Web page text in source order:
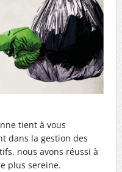
tient à vous
dans la gestion des
nous avons réussi à
plus sereine.